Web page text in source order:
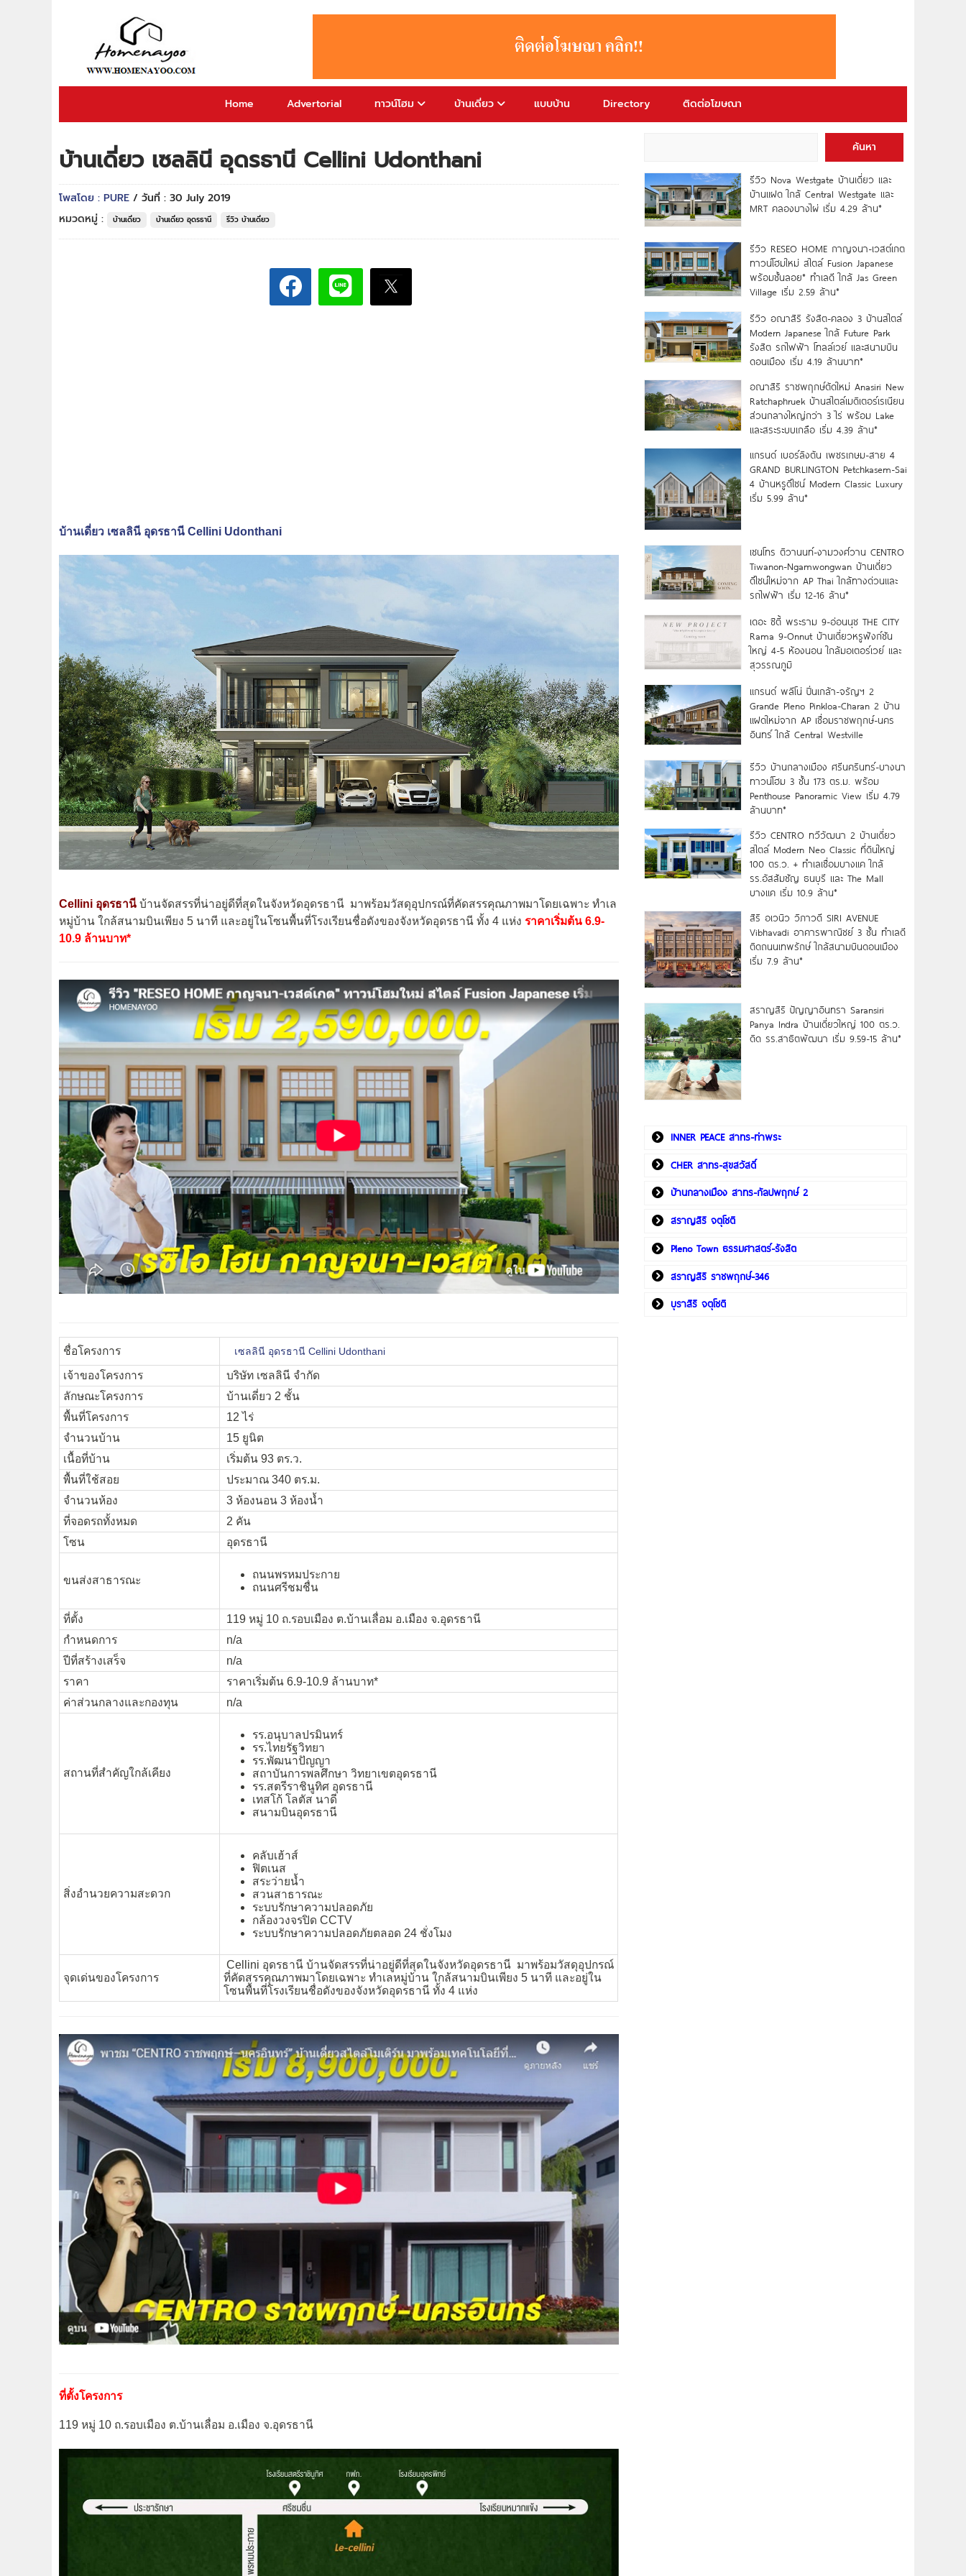
Home Advertorial ทาวน์โฮม บ้านเดี่ยว แบบบ้าน Directory ติดต่อโฆษณา
บ้านเดี่ยว เซลลินี อุดรธานี Cellini Udonthani
โพสโดย : PURE / วันที่ : 30 July 2019
หมวดหมู่ :
บ้านเดี่ยว บ้านเดี่ยว อุดรธานี รีวิว บ้านเดี่ยว
บ้านเดี่ยว เซลลินี อุดรธานี Cellini Udonthani
Cellini อุดรธานี บ้านจัดสรรที่น่าอยู่ดีที่สุดในจังหวัดอุดรธานี มาพร้อมวัสดุอุปกรณ์ที่คัดสรรคุณภาพมาโดยเฉพาะ ทำเล
หมู่บ้าน ใกล้สนามบินเพียง 5 นาที และอยู่ในโซนพื้นที่โรงเรียนชื่อดังของจังหวัดอุดรธานี ทั้ง 4 แห่ง ราคาเริ่มต้น 6.9-
10.9 ล้านบาท*
ชื่อโครงการ เซลลินี อุดรธานี Cellini Udonthani
เจ้าของโครงการ
บริษัท เซลลินี จำกัด
ลักษณะโครงการ
บ้านเดี่ยว 2 ชั้น
พื้นที่โครงการ
12 ไร่
จำนวนบ้าน
15 ยูนิต
เนื้อที่บ้าน
เริ่มต้น 93 ตร.ว.
พื้นที่ใช้สอย
ประมาณ 340 ตร.ม.
จำนวนห้อง
3 ห้องนอน 3 ห้องน้ำ
ที่จอดรถทั้งหมด
2 คัน
โซน
อุดรธานี
ขนส่งสาธารณะ
ถนนพรหมประกาย
ถนนศรีชมชื่น
ที่ตั้ง
119 หมู่ 10 ถ.รอบเมือง ต.บ้านเลื่อม อ.เมือง จ.อุดรธานี
กำหนดการ
n/a
ปีที่สร้างเสร็จ
n/a
ราคา
ราคาเริ่มต้น 6.9-10.9 ล้านบาท*
ค่าส่วนกลางและกองทุน
n/a
สถานที่สำคัญใกล้เคียง
รร.อนุบาลปรมินทร์
รร.ไทยรัฐวิทยา
รร.พัฒนาปัญญา
สถาบันการพลศึกษา วิทยาเขตอุดรธานี
รร.สตรีราชินูทิศ อุดรธานี
เทสโก้ โลตัส นาดี
สนามบินอุดรธานี
สิ่งอำนวยความสะดวก
คลับเฮ้าส์
ฟิตเนส
สระว่ายน้ำ
สวนสาธารณะ
ระบบรักษาความปลอดภัย
กล้องวงจรปิด CCTV
ระบบรักษาความปลอดภัยตลอด 24 ชั่งโมง
จุดเด่นของโครงการ
Cellini อุดรธานี บ้านจัดสรรที่น่าอยู่ดีที่สุดในจังหวัดอุดรธานี มาพร้อมวัสดุอุปกรณ์
ที่คัดสรรคุณภาพมาโดยเฉพาะ ทำเลหมู่บ้าน ใกล้สนามบินเพียง 5 นาที และอยู่ใน
โซนพื้นที่โรงเรียนชื่อดังของจังหวัดอุดรธานี ทั้ง 4 แห่ง
ที่ตั้งโครงการ
119 หมู่ 10 ถ.รอบเมือง ต.บ้านเลื่อม อ.เมือง จ.อุดรธานี
ค้นหา
รีวิว Nova Westgate บ้านเดี่ยว และ
บ้านแฝด ใกล้ Central Westgate และ
MRT คลองบางไผ่ เริ่ม 4.29 ล้าน*
รีวิว RESEO HOME กาญจนา-เวสต์เกต
ทาวน์โฮมใหม่ สไตล์ Fusion Japanese
พร้อมชั้นลอย* ทำเลดี ใกล้ Jas Green
Village เริ่ม 2.59 ล้าน*
รีวิว อณาสิริ รังสิต-คลอง 3 บ้านสไตล์
Modern Japanese ใกล้ Future Park
รังสิต รถไฟฟ้า โทลล์เวย์ และสนามบิน
ดอนเมือง เริ่ม 4.19 ล้านบาท*
อณาสิริ ราชพฤกษ์ตัดใหม่ Anasiri New
Ratchaphruek บ้านสไตล์เมดิเตอร์เรเนียน
ส่วนกลางใหญ่กว่า 3 ไร่ พร้อม Lake
และสระระบบเกลือ เริ่ม 4.39 ล้าน*
แกรนด์ เบอร์ลิงตัน เพชรเกษม-สาย 4
GRAND BURLINGTON Petchkasem-Sai
4 บ้านหรูดีไซน์ Modern Classic Luxury
เริ่ม 5.99 ล้าน*
เซนโทร ติวานนท์-งามวงศ์วาน CENTRO
Tiwanon-Ngamwongwan บ้านเดี่ยว
ดีไซน์ใหม่จาก AP Thai ใกล้ทางด่วนและ
รถไฟฟ้า เริ่ม 12-16 ล้าน*
เดอะ ซิตี้ พระราม 9-อ่อนนุช THE CITY
Rama 9-Onnut บ้านเดี่ยวหรูฟังก์ชัน
ใหญ่ 4-5 ห้องนอน ใกล้มอเตอร์เวย์ และ
สุวรรณภูมิ
แกรนด์ พลีโน่ ปิ่นเกล้า-จรัญฯ 2
Grande Pleno Pinkloa-Charan 2 บ้าน
แฝดใหม่จาก AP เชื่อมราชพฤกษ์-นคร
อินทร์ ใกล้ Central Westville
รีวิว บ้านกลางเมือง ศรีนครินทร์-บางนา
ทาวน์โฮม 3 ชั้น 173 ตร.ม. พร้อม
Penthouse Panoramic View เริ่ม 4.79
ล้านบาท*
รีวิว CENTRO ทวีวัฒนา 2 บ้านเดี่ยว
สไตล์ Modern Neo Classic ที่ดินใหญ่
100 ตร.ว. + ทำเลเชื่อมบางแค ใกล้
รร.อัสสัมชัญ ธนบุรี และ The Mall
บางแค เริ่ม 10.9 ล้าน*
สิริ อเวนิว วิภาวดี SIRI AVENUE
Vibhavadi อาคารพาณิชย์ 3 ชั้น ทำเลดี
ติดถนนเทพรักษ์ ใกล้สนามบินดอนเมือง
เริ่ม 7.9 ล้าน*
สราญสิริ ปัญญาอินทรา Saransiri
Panya Indra บ้านเดี่ยวใหญ่ 100 ตร.ว.
ดิด รร.สาธิตพัฒนา เริ่ม 9.59-15 ล้าน*
INNER PEACE สาทร-ท่าพระ
CHER สาทร-สุขสวัสดิ์
บ้านกลางเมือง สาทร-กัลปพฤกษ์ 2
สราญสิริ จตุโชติ
Pleno Town ธรรมศาสตร์-รังสิต
สราญสิริ ราชพฤกษ์-346
บุราสิริ จตุโชติ